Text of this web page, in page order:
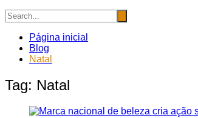
Página inicial
Blog
Natal
Tag: Natal